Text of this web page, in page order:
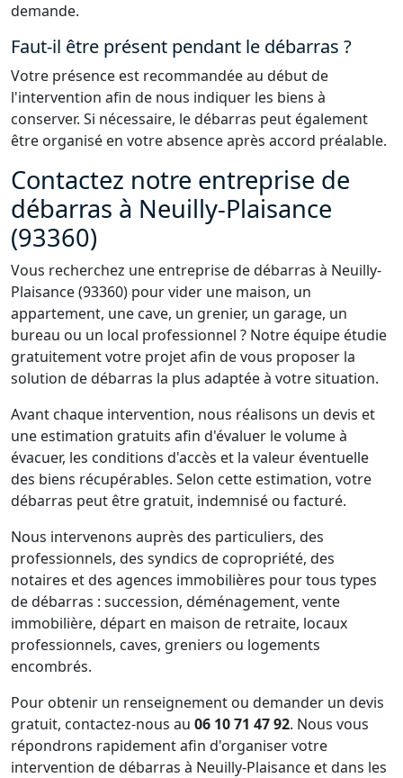
demande.
Faut-il être présent pendant le débarras ?
Votre présence est recommandée au début de
l'intervention afin de nous indiquer les biens à
conserver. Si nécessaire, le débarras peut également
être organisé en votre absence après accord préalable.
Contactez notre entreprise de
débarras à Neuilly-Plaisance
(93360)
Vous recherchez une entreprise de débarras à Neuilly-
Plaisance (93360) pour vider une maison, un
appartement, une cave, un grenier, un garage, un
bureau ou un local professionnel ? Notre équipe étudie
gratuitement votre projet afin de vous proposer la
solution de débarras la plus adaptée à votre situation.
Avant chaque intervention, nous réalisons un devis et
une estimation gratuits afin d'évaluer le volume à
évacuer, les conditions d'accès et la valeur éventuelle
des biens récupérables. Selon cette estimation, votre
débarras peut être gratuit, indemnisé ou facturé.
Nous intervenons auprès des particuliers, des
professionnels, des syndics de copropriété, des
notaires et des agences immobilières pour tous types
de débarras : succession, déménagement, vente
immobilière, départ en maison de retraite, locaux
professionnels, caves, greniers ou logements
encombrés.
Pour obtenir un renseignement ou demander un devis
gratuit, contactez-nous au 06 10 71 47 92. Nous vous
répondrons rapidement afin d'organiser votre
intervention de débarras à Neuilly-Plaisance et dans les